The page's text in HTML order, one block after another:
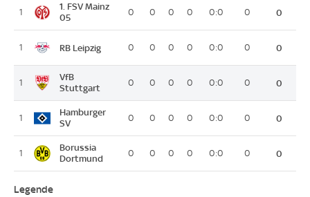
1
1. FSV Mainz
05
0 0 0 0 0:0 0 0
1 RB Leipzig 0 0 0 0 0:0 0 0
1
VfB
Stuttgart
0 0 0 0 0:0 0 0
1
Hamburger
SV
0 0 0 0 0:0 0 0
1
Borussia
Dortmund
0 0 0 0 0:0 0 0
Legende